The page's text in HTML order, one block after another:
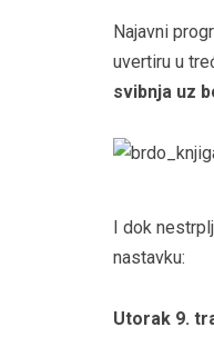
Najavni
uvertiru u
svibnja uz
I dok
nastavku:
Utorak 9.